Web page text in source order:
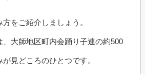
をご紹介しましょう。
大師地区町内会踊り子連の約500
見どころのひとつです。